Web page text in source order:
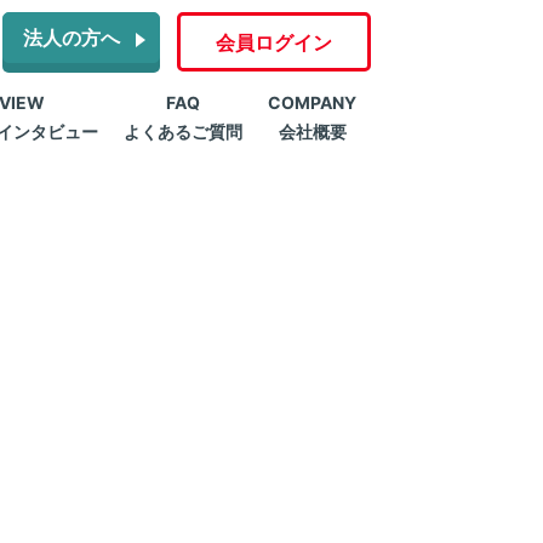
法人の方へ 会員ログイン
ンタビュー
FAQ
よくあるご質問
COMPANY
会社概要